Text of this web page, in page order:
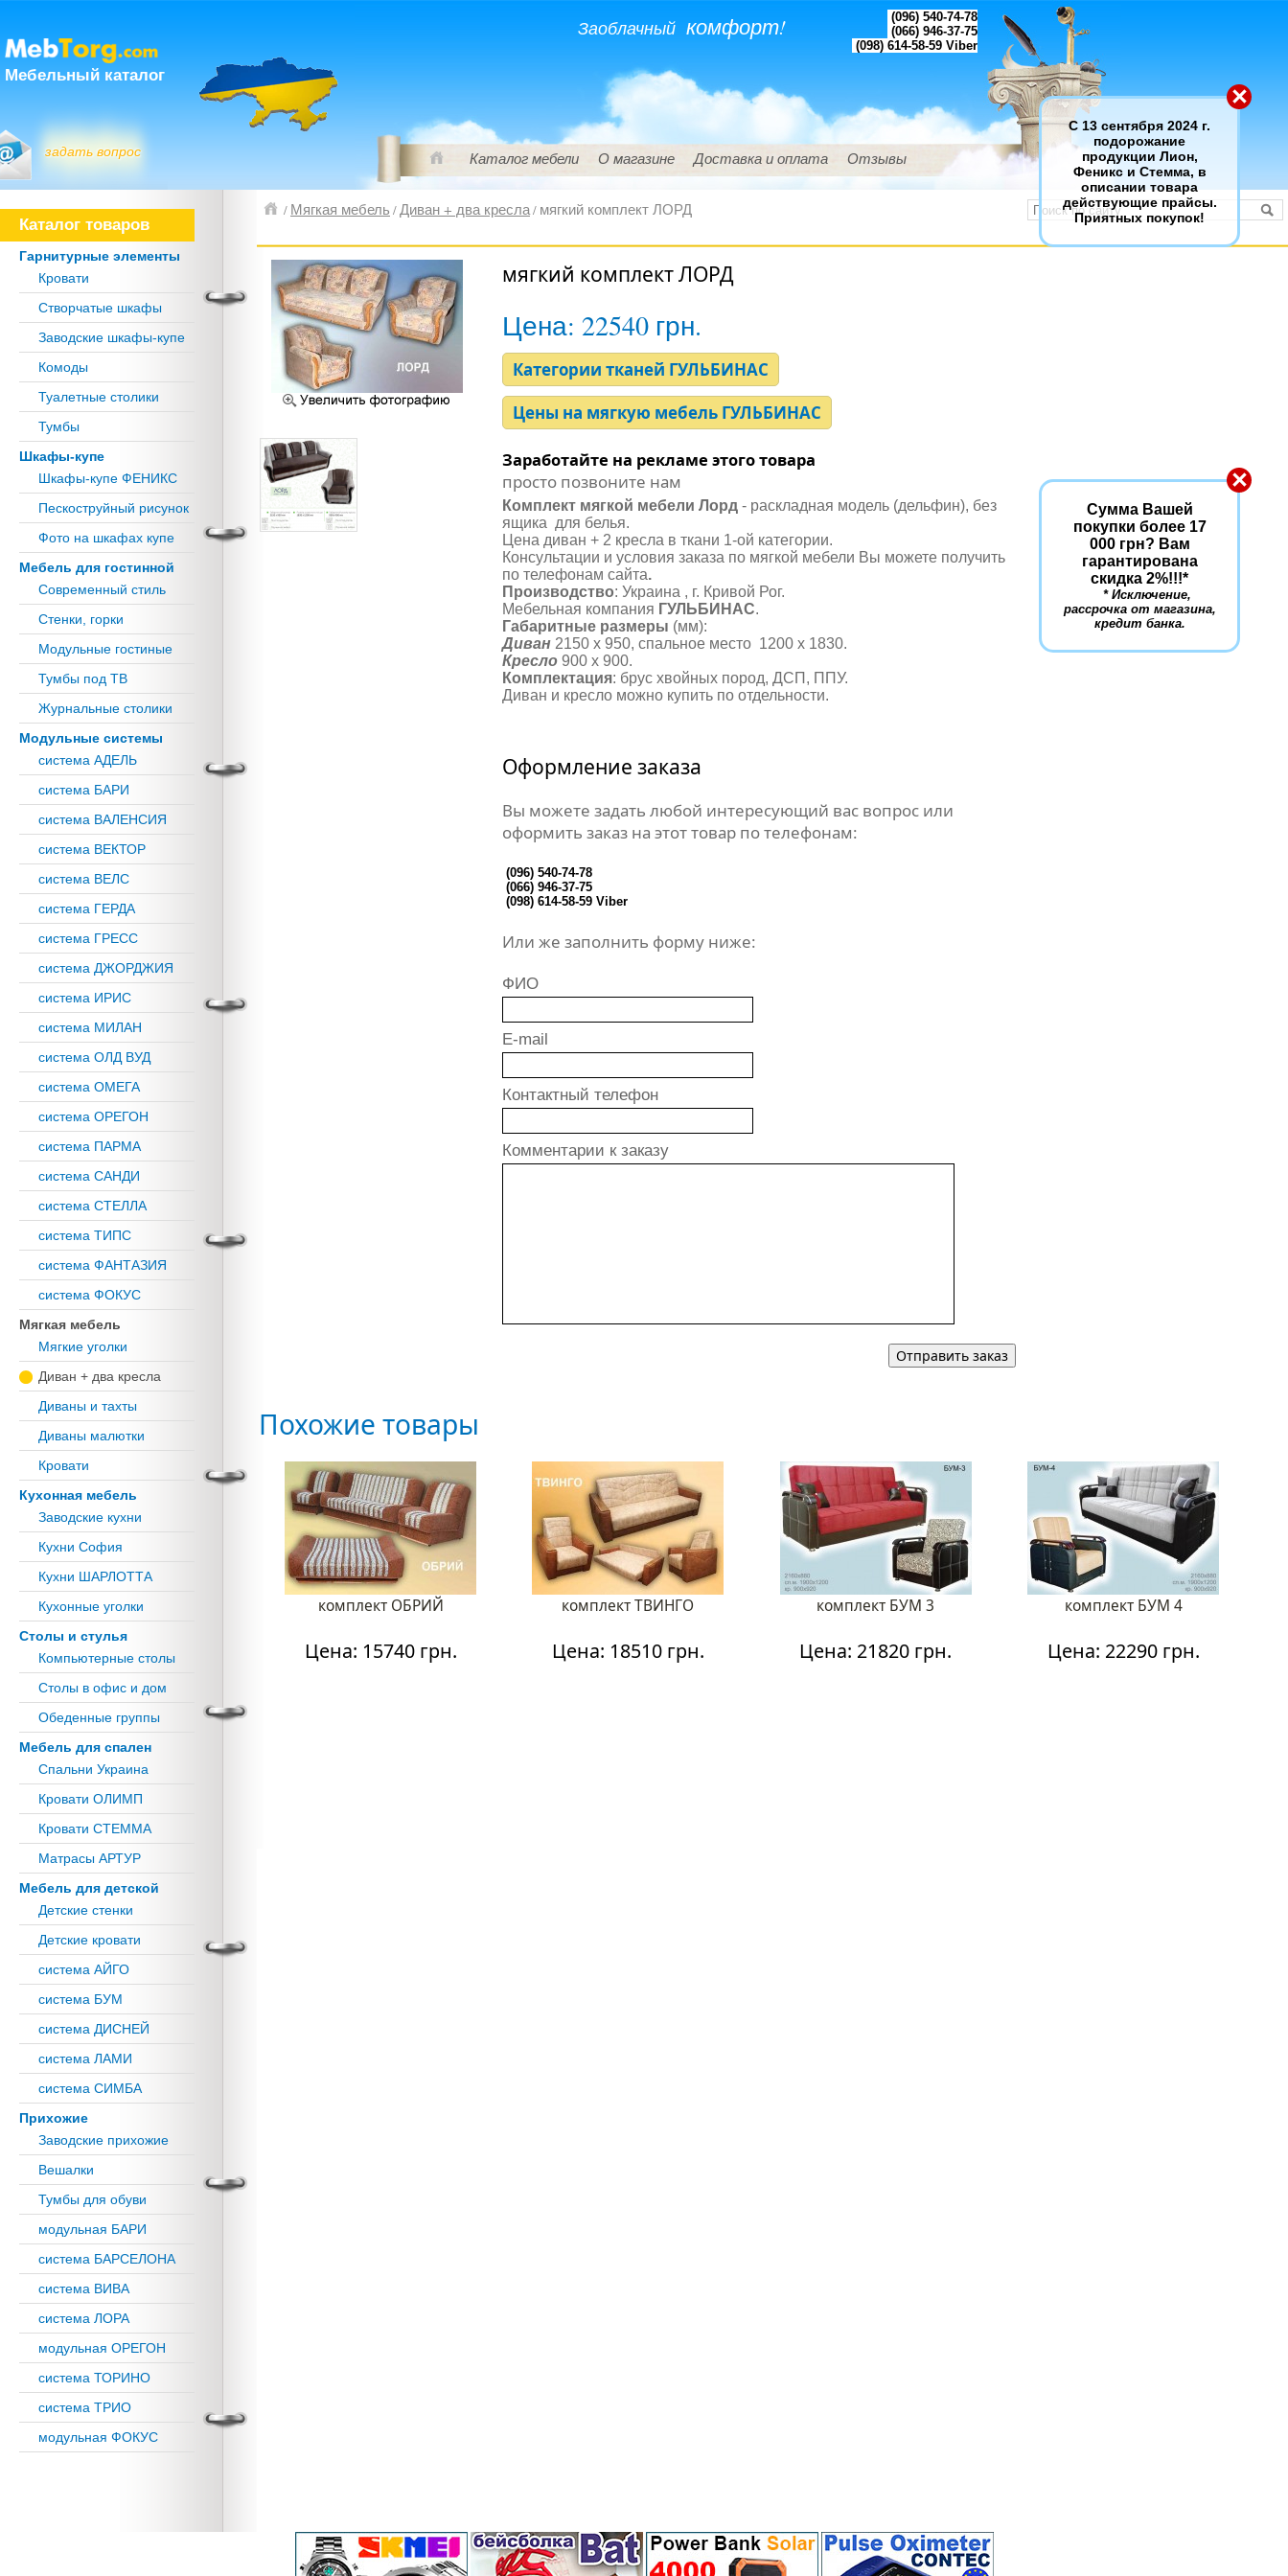
×
С 13 сентября 2024 г.
подорожание
продукции Лион,
Феникс и Стемма, в
описании товара
действующие прайсы.
Приятных покупок!
×
Сумма Вашей
покупки более 17
000 грн? Вам
гарантирована
скидка 2%!!!*
* Исключение,
рассрочка от магазина,
кредит банка.
Мебельный каталог
задать вопрос
Заоблачный комфорт!
(096) 540-74-78
(066) 946-37-75
(098) 614-58-59 Viber
Каталог мебели О магазине Доставка и оплата Отзывы
/ Мягкая мебель /Диван + два кресла/ мягкий комплект ЛОРД
мягкий комплект ЛОРД
Цена: 22540 грн.
Категории тканей ГУЛЬБИНАС
Цены на мягкую мебель ГУЛЬБИНАС
Заработайте на рекламе этого товара
просто позвоните нам
Комплект мягкой мебели Лорд- раскладная модель (дельфин), без
ящика для белья.
Цена диван + 2 кресла в ткани 1-ой категории.
Консультации и условия заказа по мягкой мебели Вы можете получить
по телефонам сайта.
Производство: Украина , г. Кривой Рог.
Мебельная компания ГУЛЬБИНАС.
Габаритные размеры (мм):
Диван2150 х 950, спальное место 1200 х 1830.
Кресло900 х 900.
Комплектация: брус хвойных пород, ДСП, ППУ.
Диван и кресло можно купить по отдельности.
Оформление заказа
Вы можете задать любой интересующий вас вопрос или
оформить заказ на этот товар по телефонам:
(096) 540-74-78
(066) 946-37-75
(098) 614-58-59 Viber
Или же заполнить форму ниже:
ФИО
E-mail
Контактный телефон
Комментарии к заказу
Похожие товары
комплект ОБРИЙ
Цена: 15740 грн.
комплект ТВИНГО
Цена: 18510 грн.
комплект БУМ 3
Цена: 21820 грн.
комплект БУМ 4
Цена: 22290 грн.
Каталог товаров
Гарнитурные элементы
Кровати
Створчатые шкафы
Заводские шкафы-купе
Комоды
Туалетные столики
Тумбы
Шкафы-купе
Шкафы-купе ФЕНИКС
Пескоструйный рисунок
Фото на шкафах купе
Мебель для гостинной
Современный стиль
Стенки, горки
Модульные гостиные
Тумбы под ТВ
Журнальные столики
Модульные системы
система АДЕЛЬ
система БАРИ
система ВАЛЕНСИЯ
система ВЕКТОР
система ВЕЛС
система ГЕРДА
система ГРЕСС
система ДЖОРДЖИЯ
система ИРИС
система МИЛАН
система ОЛД ВУД
система ОМЕГА
система ОРЕГОН
система ПАРМА
система САНДИ
система СТЕЛЛА
система ТИПС
система ФАНТАЗИЯ
система ФОКУС
Мягкая мебель
Мягкие уголки
Диван + два кресла
Диваны и тахты
Диваны малютки
Кровати
Кухонная мебель
Заводские кухни
Кухни София
Кухни ШАРЛОТТА
Кухонные уголки
Столы и стулья
Компьютерные столы
Столы в офис и дом
Обеденные группы
Мебель для спален
Спальни Украина
Кровати ОЛИМП
Кровати СТЕММА
Матрасы АРТУР
Мебель для детской
Детские стенки
Детские кровати
система АЙГО
система БУМ
система ДИСНЕЙ
система ЛАМИ
система СИМБА
Прихожие
Заводские прихожие
Вешалки
Тумбы для обуви
модульная БАРИ
система БАРСЕЛОНА
система ВИВА
система ЛОРА
модульная ОРЕГОН
система ТОРИНО
система ТРИО
модульная ФОКУС